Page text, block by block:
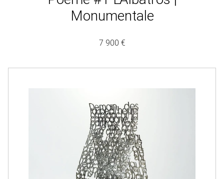
Monumentale
7 900 €